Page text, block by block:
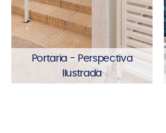
Portaria - Perspectiva
Ilustrada